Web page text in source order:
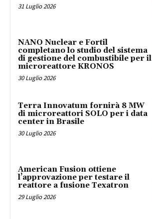
31 Luglio 2026
NANO Nuclear e Fortil
completano lo studio del sistema
di gestione del combustibile per il
microreattore KRONOS
30 Luglio 2026
Terra Innovatum fornirà 8 MW
di microreattori SOLO per i data
center in Brasile
30 Luglio 2026
American Fusion ottiene
l’approvazione per testare il
reattore a fusione Texatron
29 Luglio 2026